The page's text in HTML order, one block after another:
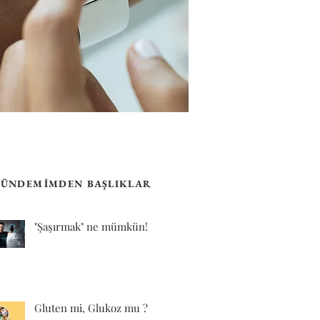
BAŞLIKLAR
"Şaşırmak" ne mümkün!
Gluten mi, Glukoz mu ?